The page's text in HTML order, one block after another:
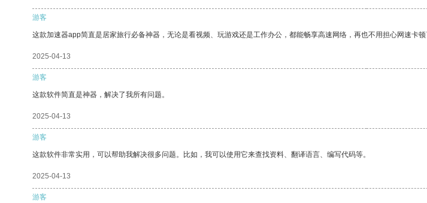
游客
这款加速器app简直是居家旅行必备神器，无论是看视频、玩游戏还是工作办公，都能畅享高速网络，再也不用担心网速卡
2025-04-13
游客
这款软件简直是神器，解决了我所有问题。
2025-04-13
游客
这款软件非常实用，可以帮助我解决很多问题。比如，我可以使用它来查找资料、翻译语言、编写代码等。
2025-04-13
游客